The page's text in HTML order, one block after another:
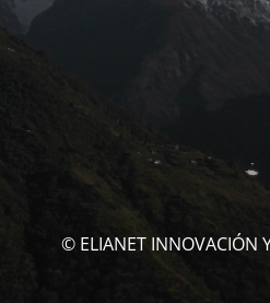
© ELIANET INNOVACIÓN